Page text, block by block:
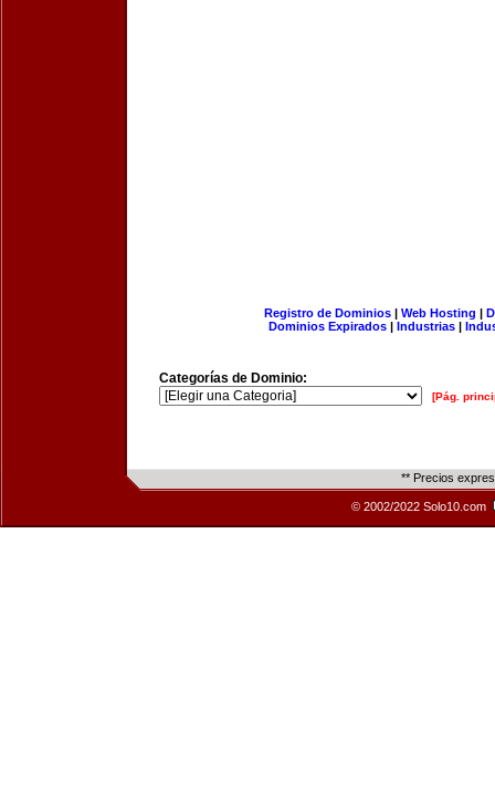
Registro de Dominios| Web Hosting |
Dominios Expirados | Industrias |
Categorías de Dominio:
[Pág.
** Precios
© 2002/2022 Solo10.com